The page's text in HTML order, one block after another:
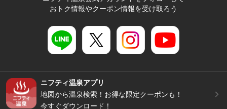
おトク情報やクーポン情報を受け取ろう
ニフティ温泉アプリ
地図から温泉検索！お得な限定クーポンも！
今すぐダウンロード！